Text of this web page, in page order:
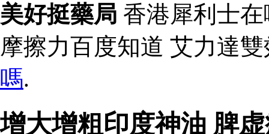
美好挺藥局 香港犀利士
摩擦力百度知道 艾力達
嗎.
增大增粗印度神油 脾